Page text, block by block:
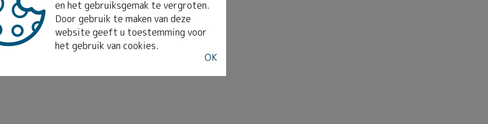
en het gebruiksgemak te vergroten.
Door gebruik te maken van deze
website geeft u toestemming voor
het gebruik van cookies.
OK